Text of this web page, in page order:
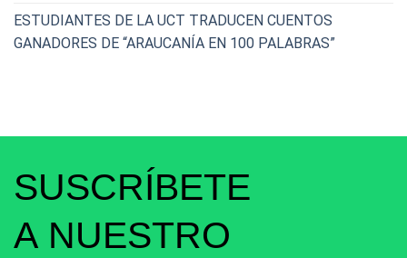
ESTUDIANTES DE LA UCT TRADUCEN CUENTOS
GANADORES DE “ARAUCANÍA EN 100 PALABRAS”
SUSCRÍBETE
A NUESTRO